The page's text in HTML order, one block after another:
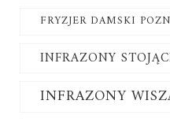
FRYZJER DAMSKI
INFRAZONY
INFRAZONY